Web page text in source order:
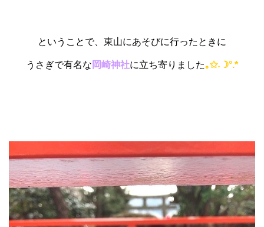
ということで、東山にあそびに行ったときに
うさぎで有名な 岡崎神社に立ち寄りました｡✩˖☽°.*